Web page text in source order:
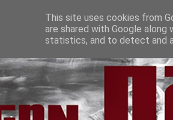
This site uses cookies from
are shared with Google
statistics, and to detect and